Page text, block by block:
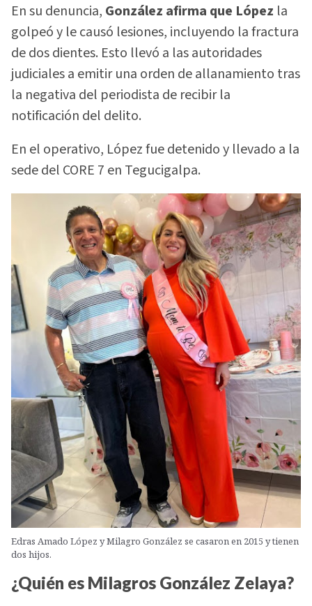
En su denuncia, González afirma que López la
golpeó y le causó lesiones, incluyendo la fractura
de dos dientes. Esto llevó a las autoridades
judiciales a emitir una orden de allanamiento tras
la negativa del periodista de recibir la
notificación del delito.
En el operativo, López fue detenido y llevado a la
sede del CORE 7 en Tegucigalpa.
Edras Amado López y Milagro González se casaron en 2015 y tienen
dos hijos.
¿Quién es Milagros González Zelaya?